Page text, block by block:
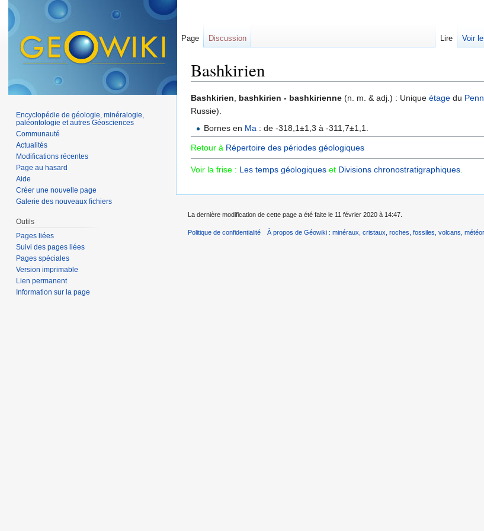
Bashkirien
Bashkirien, bashkirien - bashkirienne (n. m. & adj.) : Unique étage du
Russie).
Bornes en Ma : de -318,1±1,3 à -311,7±1,1.
Retour à Répertoire des périodes géologiques
Voir la frise : Les temps géologiques et Divisions chronostratigraphiques‎.
Page Discussion Lire Voir
Encyclopédie de géologie, minéralogie,
paléontologie et autres Géosciences
Communauté
Actualités
Modifications récentes
Page au hasard
Aide
Créer une nouvelle page
Galerie des nouveaux fichiers
Outils
Pages liées
Suivi des pages liées
Pages spéciales
Version imprimable
Lien permanent
Information sur la page
La dernière modification de cette page a été faite le 11 février 2020 à 14:47.
Politique de confidentialité À propos de Géowiki : minéraux, cristaux, roches, fossiles, volcans,